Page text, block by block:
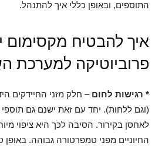
התוספים, ובאופן כללי איך להתנהל.
איך להבטיח מקסימום
פרוביוטיקה למערכת
* רגישות לחום – חלק מזני החיידקים
(וגם ללחות). יחד עם זאת ישנם גם תוספי
לאחסן בקירור. הסיבה לכך היא ציפוי
החיוניים מפני טמפרטורה גבוהה. באופן